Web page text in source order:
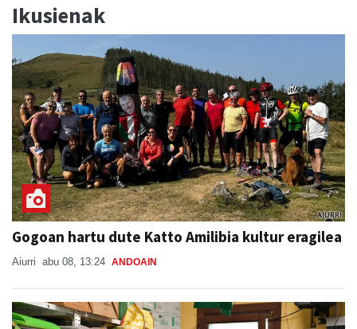
Ikusienak
Gogoan hartu dute Katto Amilibia kultur eragilea
Aiurri abu 08, 13:24 ANDOAIN